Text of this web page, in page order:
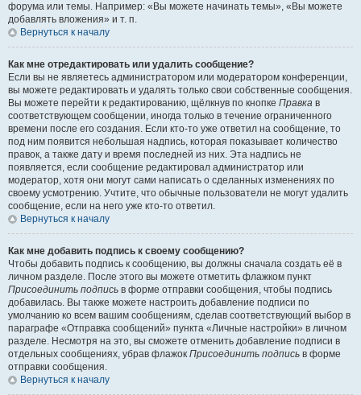
форума или темы. Например: «Вы можете начинать темы», «Вы можете
добавлять вложения» и т. п.
Вернуться к началу
Как мне отредактировать или удалить сообщение?
Если вы не являетесь администратором или модератором конференции,
вы можете редактировать и удалять только свои собственные сообщения.
Вы можете перейти к редактированию, щёлкнув по кнопке Правка в
соответствующем сообщении, иногда только в течение ограниченного
времени после его создания. Если кто-то уже ответил на сообщение, то
под ним появится небольшая надпись, которая показывает количество
правок, а также дату и время последней из них. Эта надпись не
появляется, если сообщение редактировал администратор или
модератор, хотя они могут сами написать о сделанных изменениях по
своему усмотрению. Учтите, что обычные пользователи не могут удалить
сообщение, если на него уже кто-то ответил.
Вернуться к началу
Как мне добавить подпись к своему сообщению?
Чтобы добавить подпись к сообщению, вы должны сначала создать её в
личном разделе. После этого вы можете отметить флажком пункт
Присоединить подпись в форме отправки сообщения, чтобы подпись
добавилась. Вы также можете настроить добавление подписи по
умолчанию ко всем вашим сообщениям, сделав соответствующий выбор в
параграфе «Отправка сообщений» пункта «Личные настройки» в личном
разделе. Несмотря на это, вы сможете отменить добавление подписи в
отдельных сообщениях, убрав флажок Присоединить подпись в форме
отправки сообщения.
Вернуться к началу